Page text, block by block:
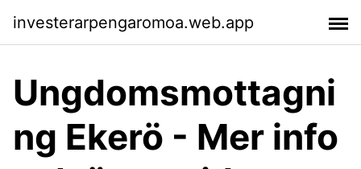
investerarpengaromoa.web.app
Ungdomsmottagni
ng Ekerö - Mer info